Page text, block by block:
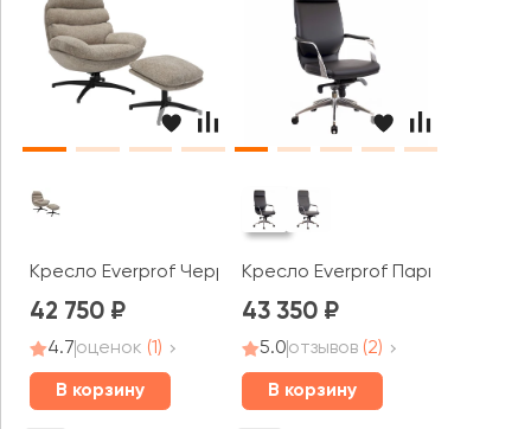
Кресло Everprof Черри / Cherry
42 750
4.7оценок (1)
В корзину
Кресло Everprof Париж / Paris
43 350
5.0отзывов (2)
В корзину